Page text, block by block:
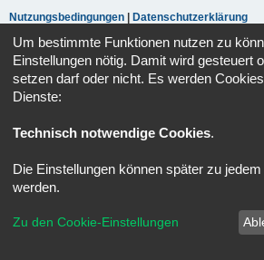
Nutzungsbedingungen
Datenschutzerklärung
Registrieren
Powered byphpBB ® Forum Software ©
Datenschutz|
Um bestimmte Funktionen nutzen zu
Einstellungen nötig. Damit wird gesteuert
setzen darf oder nicht. Es werden
Dienste:
Technisch notwendige Cookies.
Die Einstellungen können später zu
werden.
Zu den Cookie-Einstellungen